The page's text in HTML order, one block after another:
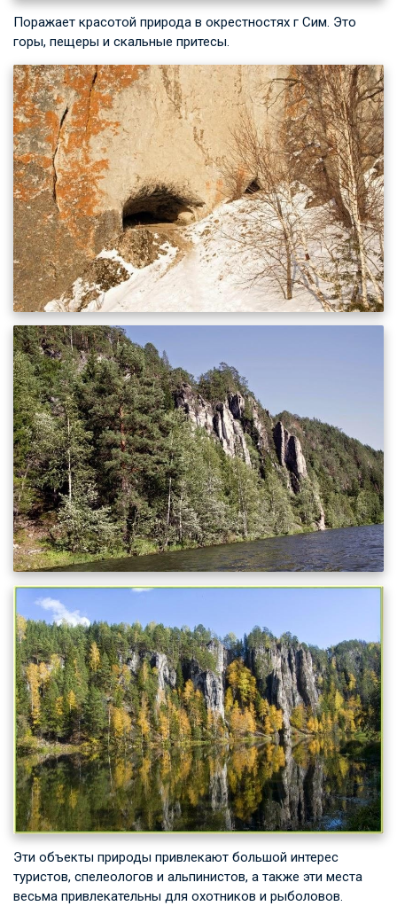
Поражает красотой природа в окрестностях г Сим. Это
горы, пещеры и скальные притесы.
Эти объекты природы привлекают большой интерес
туристов, спелеологов и альпинистов, а также эти места
весьма привлекательны для охотников и рыболовов.